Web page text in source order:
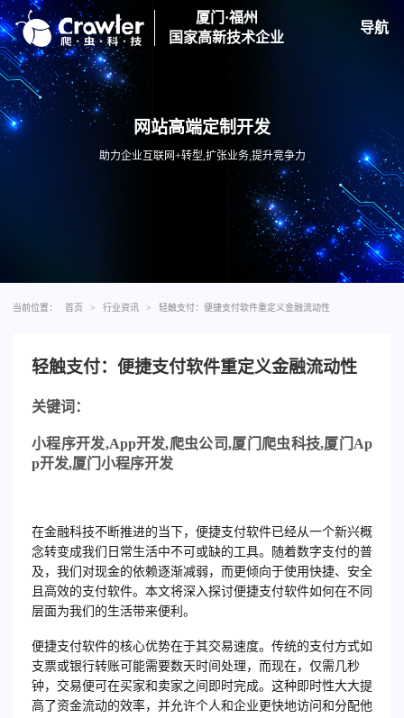
厦门·福州
国家高新技术企业
导航
网站高端定制开发
助力企业互联网+转型,扩张业务,提升竞争力
当前位置： 首页 > 行业资讯 > 轻触支付：便捷支付软件重定义金融流动性
轻触支付：便捷支付软件重定义金融流动性
关键词：
小程序开发,App开发,爬虫公司,厦门爬虫科技,厦门 Ap
p开发,厦门小程序开发
在金融科技不断推进的当下，便捷支付软件已经从一个新兴概
念转变成我们日常生活中不可或缺的工具。随着数字支付的普
及，我们对现金的依赖逐渐减弱，而更倾向于使用快捷、安全
且高效的支付软件。本文将深入探讨便捷支付软件如何在不同
层面为我们的生活带来便利。
便捷支付软件的核心优势在于其交易速度。传统的支付方式如
支票或银行转账可能需要数天时间处理，而现在，仅需几秒
钟，交易便可在买家和卖家之间即时完成。这种即时性大大提
高了资金流动的效率，并允许个人和企业更快地访问和分配他